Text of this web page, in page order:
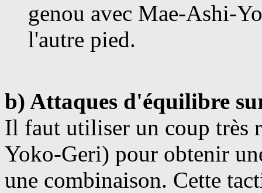
genou avec Mae-Ashi-
l'autre pied.
b) Attaques d'équilibre
Il faut utiliser un coup très
Yoko-Geri) pour obtenir
une combinaison. Cette